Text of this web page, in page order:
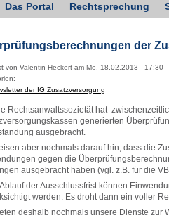
Das Portal Rechtsprechung
der
von Valentin Heckert am Mo, 18.02.2013 - 17:30
der IG Zusatzversorgung
Rechtsanwaltssozietät hat
generierten
ausgebracht.
aber nochmals darauf hin, dass die
gegen die
ausgebracht haben (vgl. z.B. für die
der Ausschlussfrist können
werden. Es droht dann ein voller
deshalb nochmals unsere Dienste zur